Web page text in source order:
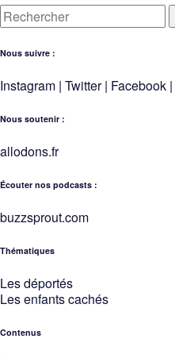
Nous suivre :
Instagram | Twitter| Facebook |
Nous soutenir :
allodons.fr
Écouter nos podcasts :
buzzsprout.com
Thématiques
Les déportés
Les enfants cachés
Contenus